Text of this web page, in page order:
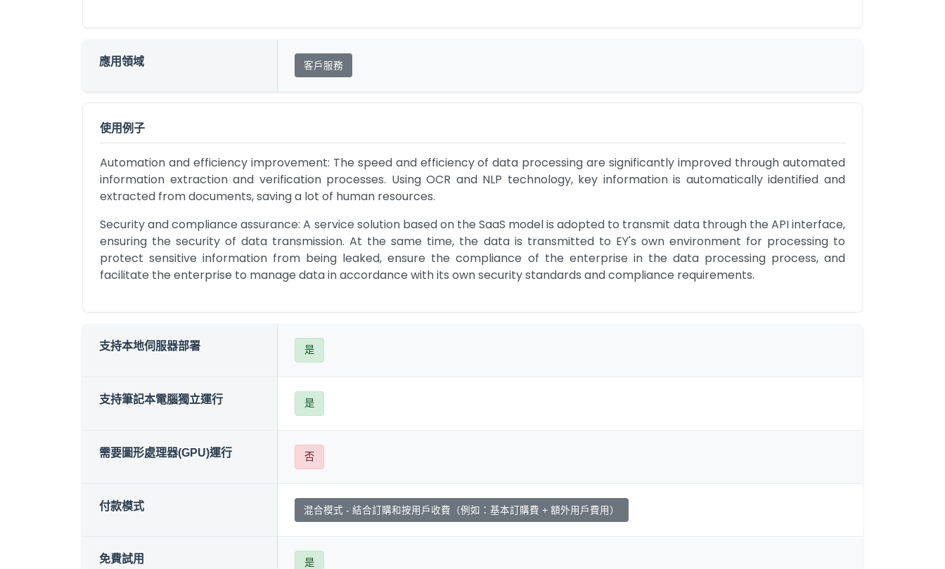
應用領域 客戶服務
使用例子
Automation and efficiency improvement: The speed and efficiency of data processing are significantly improved through automated
information extraction and verification processes. Using OCR and NLP technology, key information is automatically identified and
extracted from documents, saving a lot of human resources.
Security and compliance assurance: A service solution based on the SaaS model is adopted to transmit data through the API interface,
ensuring the security of data transmission. At the same time, the data is transmitted to EY's own environment for processing to
protect sensitive information from being leaked, ensure the compliance of the enterprise in the data processing process, and
facilitate the enterprise to manage data in accordance with its own security standards and compliance requirements.
支持本地伺服器部署 是
支持筆記本電腦獨立運行 是
需要圖形處理器(GPU)運行 否
付款模式 混合模式 - 結合訂購和按用戶收費（例如：基本訂購費 + 額外用戶費用）
免費試用 是